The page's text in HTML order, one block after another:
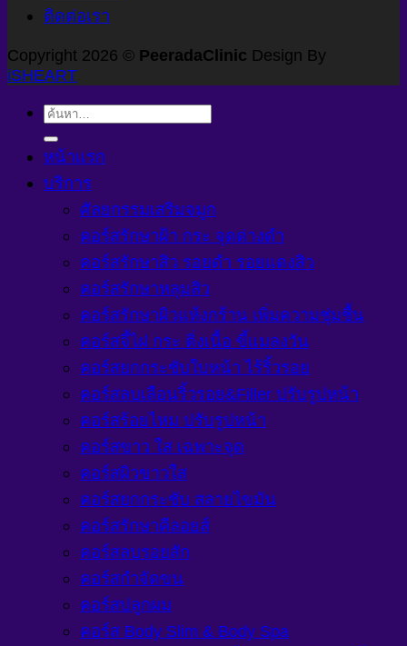
ติดต่อเรา
Copyright 2026 © PeeradaClinic Design By
iSHEART
ค้นหา:
หน้าแรก
บริการ
ศัลยกรรมเสริมจมูก
คอร์สรักษาฝ้า กระ จุดด่างดำ
คอร์สรักษาสิว รอยดำ รอยแดงสิว
คอร์สรักษาหลุมสิว
คอร์สรักษาผิวแห้งกร้าน เพิ่มความชุ่มชื้น
คอร์สจี้ไฝ กระ ติ่งเนื้อ ขี้แมลงวัน
คอร์สยกกระชับใบหน้า ไร้ริ้วรอย
คอร์สลบเลือนริ้วรอย&Filler ปรับรูปหน้า
คอร์สร้อยไหม ปรับรูปหน้า
คอร์สขาว ใส เฉพาะจุด
คอร์สผิวขาวใส
คอร์สยกกระชับ สลายไขมัน
คอร์สรักษาคีลอยส์
คอร์สลบรอยสัก
คอร์สกำจัดขน
คอร์สปลูกผม
คอร์ส Body Slim & Body Spa